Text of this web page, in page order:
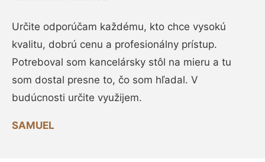
Určite odporúčam každému, kto chce vysokú
kvalitu, dobrú cenu a profesionálny prístup.
Potreboval som kancelársky stôl na mieru a tu
som dostal presne to, čo som hľadal. V
budúcnosti určite využijem.
SAMUEL